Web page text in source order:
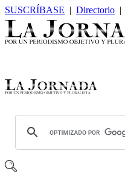
SUSCRÍBASE | Directorio |